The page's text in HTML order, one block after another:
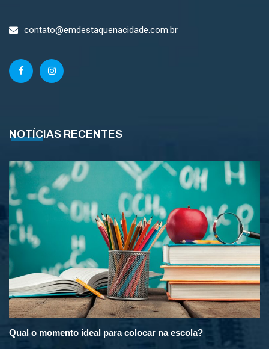
contato@emdestaquenacidade.com.br
NOTÍCIAS RECENTES
Qual o momento ideal para colocar na escola?